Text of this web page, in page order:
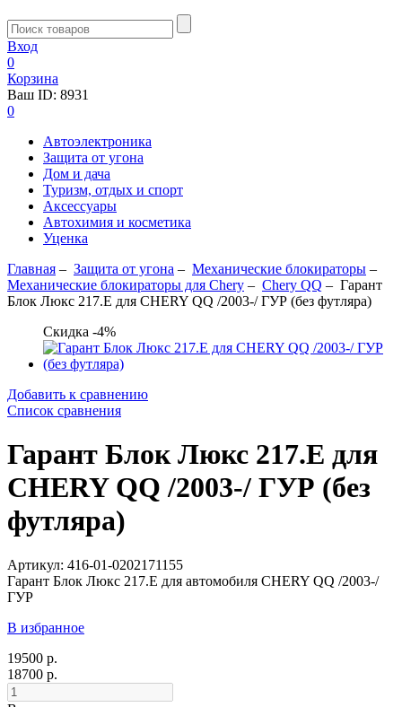
Вход
0
Корзина
Ваш ID: 8931
0
Автоэлектроника
Защита от угона
Дом и дача
Туризм, отдых и спорт
Аксессуары
Автохимия и косметика
Уценка
Главная – Защита от угона – Механические блoкираторы –
Механические блокираторы для Chery – Chery QQ – Гарант
Блок Люкс 217.E для CHERY QQ /2003-/ ГУР (без футляра)
Скидка -4%
Добавить к сравнению
Список сравнения
Гарант Блок Люкс 217.E для
CHERY QQ /2003-/ ГУР (без
футляра)
Артикул: 416-01-0202171155
Гарант Блок Люкс 217.E для автомобиля CHERY QQ /2003-/
ГУР
В избранное
19500 р.
18700 р.